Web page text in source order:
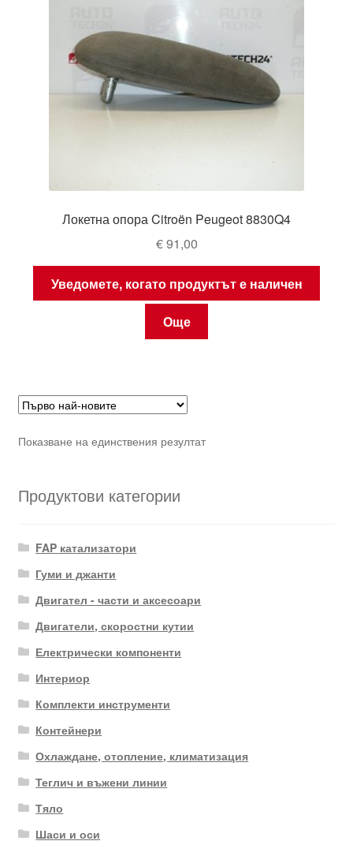
Локетна опора Citroën Peugeot 8830Q4
€91,00
Уведомете, когато продуктът е наличен
Още
Показване на единствения резултат
Продуктови категории
FAP катализатори
Гуми и джанти
Двигател - части и аксесоари
Двигатели, скоростни кутии
Електрически компоненти
Интериор
Комплекти инструменти
Контейнери
Охлаждане, отопление, климатизация
Теглич и въжени линии
Тяло
Шаси и оси